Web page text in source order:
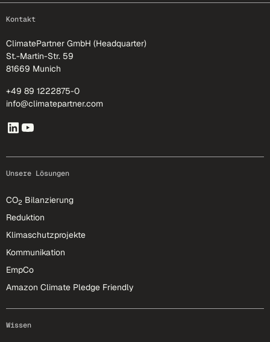
Kontakt
ClimatePartner GmbH (Headquarter)
St.-Martin-Str. 59
81669 Munich
+49 89 1222875-0
info@climatepartner.com
Unsere Lösungen
CO2 Bilanzierung
Reduktion
Klimaschutzprojekte
Kommunikation
EmpCo
Amazon Climate Pledge Friendly
Wissen